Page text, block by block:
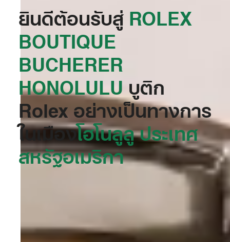
ยินดีต้อนรับสู่‭ROLEX
BOUTIQUE
BUCHERER
HONOLULU‬ บูติก
Rolex อย่างเป็นทางการ
ในเมืองโฮโนลูลู ประเทศ
สหรัฐอเมริกา